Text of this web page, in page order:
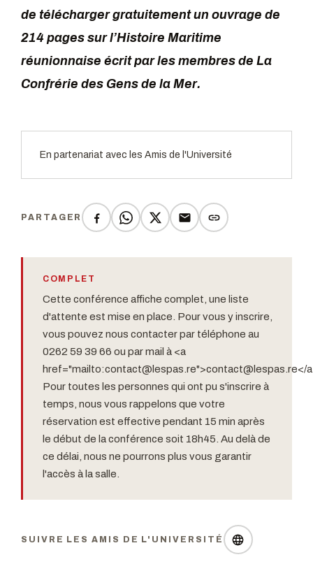
de télécharger gratuitement un ouvrage de
214 pages sur l’Histoire Maritime
réunionnaise écrit par les membres de La
Confrérie des Gens de la Mer.
En partenariat avec les Amis de l'Université
PARTAGER
COMPLET
Cette conférence affiche complet, une liste
d'attente est mise en place. Pour vous y inscrire,
vous pouvez nous contacter par téléphone au
0262 59 39 66 ou par mail à <a
href="mailto:contact@lespas.re">contact@lespas.re</
Pour toutes les personnes qui ont pu s'inscrire à
temps, nous vous rappelons que votre
réservation est effective pendant 15 min après
le début de la conférence soit 18h45. Au delà de
ce délai, nous ne pourrons plus vous garantir
l'accès à la salle.
SUIVRE LES AMIS DE L'UNIVERSITÉ